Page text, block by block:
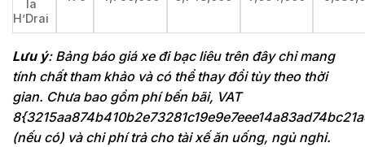
Ia
H’Drai
Lưu ý: Bảng báo giá xe đi bạc liêu trên đây chỉ mang
tính chất tham khảo và có thể thay đổi tùy theo thời
gian. Chưa bao gồm phí bến bãi, VAT
(nếu có) và chi phí trả cho tài xế ăn uống, ngủ nghỉ.